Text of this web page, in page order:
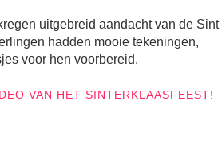
uitgebreid aandacht van de Sint
hadden mooie tekeningen,
voor hen voorbereid.
VAN HET SINTERKLAASFEEST!